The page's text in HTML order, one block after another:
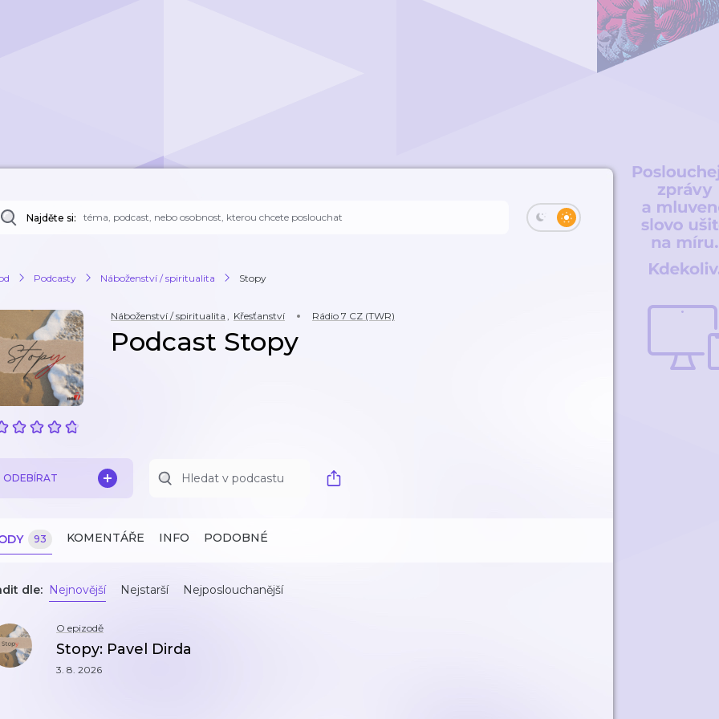
Najděte si:
Podcasty Náboženství / spiritualita Stopy
Náboženství / spiritualita , Křesťanství Rádio 7 CZ (TWR)
Podcast Stopy
ODEBÍRAT
93 KOMENTÁŘE INFO PODOBNÉ
dle: Nejnovější Nejstarší Nejposlouchanější
O epizodě
Stopy: Pavel Dirda
3. 8. 2026